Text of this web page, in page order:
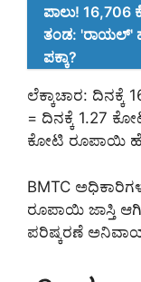
ಪಾಲು!
ತಂಡ: 'ರಾಯಲ್'
ಪಕ್ಕಾ?
ಲೆಕ್ಕಾಚಾರ:
= ದಿನಕ್ಕೆ 1.27
ಕೋಟಿ ರೂಪಾಯಿ
BMTC
ರೂಪಾಯಿ ಜಾಸ್ತಿ
ಪರಿಷ್ಕರಣೆ